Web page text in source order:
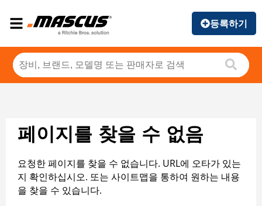
등록하기
페이지를 찾을 수 없음
요청한 페이지를 찾을 수 없습니다. URL에 오타가 있는
지 확인하십시오. 또는 사이트맵을 통하여 원하는 내용
을 찾을 수 있습니다.